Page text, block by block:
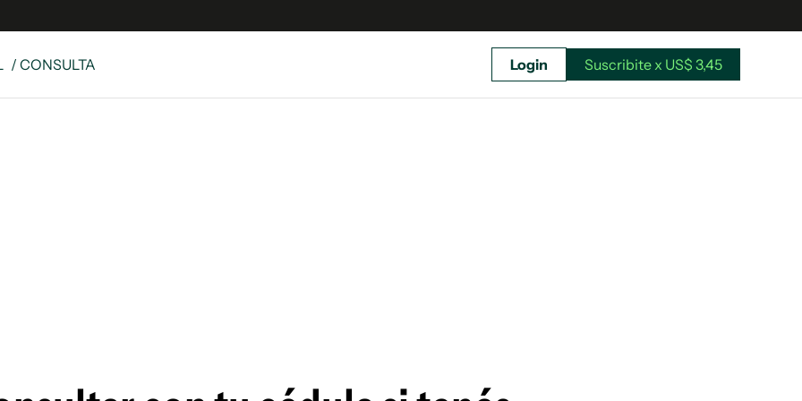
Suscribite x US$ 3,45
/ CONSULTA Login Suscribite x US$ 3,45